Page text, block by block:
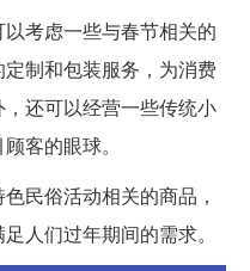
考虑一些与春节相关的
制和包装服务，为消费
还可以经营一些传统小
客的眼球。
民俗活动相关的商品，
人们过年期间的需求。